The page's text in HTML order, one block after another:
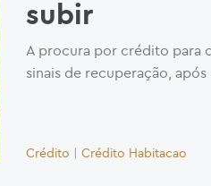
subir
A procura por crédito para
sinais de recuperação,
Crédito Crédito Habitacao